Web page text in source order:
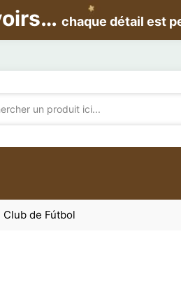
chaque détail est
Club de Fútbol